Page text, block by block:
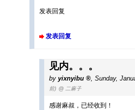
发表回复
发表回复
见内。。。
by yixnyibu Sunday,
前) @ 二麻子
感谢麻叔，已经收到！